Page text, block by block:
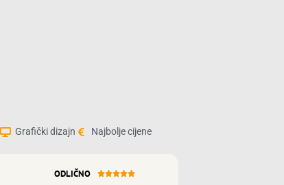
Grafički dizajn Najbolje cijene
ODLIČNO 